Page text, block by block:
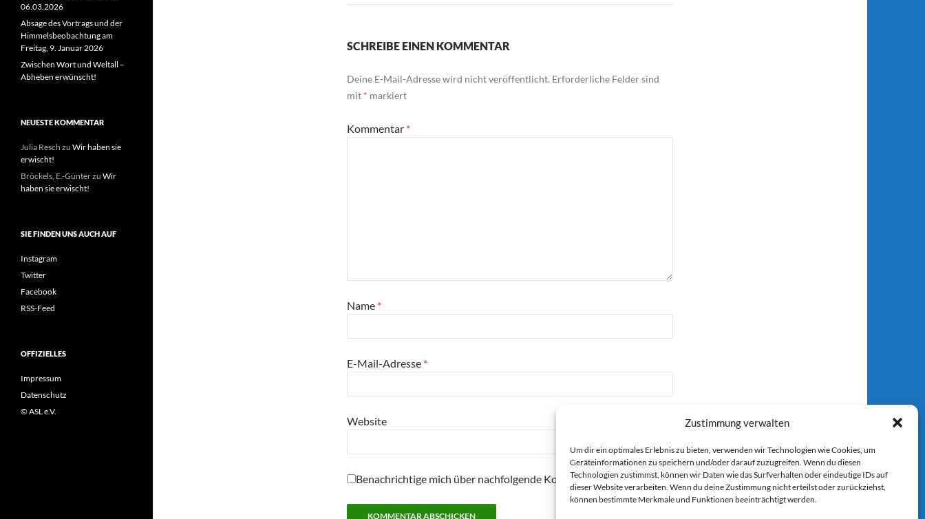
Zustimmung verwalten
Um dir ein optimales Erlebnis zu bieten, verwenden wir Technologien wie Cookies, um
Geräteinformationen zu speichern und/oder darauf zuzugreifen. Wenn du diesen
Technologien zustimmst, können wir Daten wie das Surfverhalten oder eindeutige IDs auf
dieser Website verarbeiten. Wenn du deine Zustimmung nicht erteilst oder zurückziehst,
können bestimmte Merkmale und Funktionen beeinträchtigt werden.
SCHREIBE EINEN KOMMENTAR
Deine E-Mail-Adresse wird nicht veröffentlicht. Erforderliche Felder sind
mit * markiert
Kommentar *
Name *
E-Mail-Adresse *
Website
Benachrichtige mich über nachfolgende Kommentare per E-Mail.
06.03.2026
Absage des Vortrags und der
Himmelsbeobachtung am
Freitag, 9. Januar 2026
Zwischen Wort und Weltall –
Abheben erwünscht!
NEUESTE KOMMENTAR
Julia Resch zu Wir haben sie
erwischt!
Bröckels, E.-Günterzu Wir
haben sie erwischt!
SIE FINDEN UNS AUCH AUF
Instagram
Twitter
Facebook
RSS-Feed
OFFIZIELLES
Impressum
Datenschutz
© ASL e.V.